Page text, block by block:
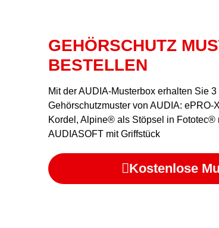
GEHÖRSCHUTZ
BESTELLEN
Mit der AUDIA-Musterbox erhalten Sie
Gehörschutzmuster von AUDIA:
Kordel, Alpine® als Stöpsel in Fototec®
AUDIASOFT mit Griffstück
Kostenlose